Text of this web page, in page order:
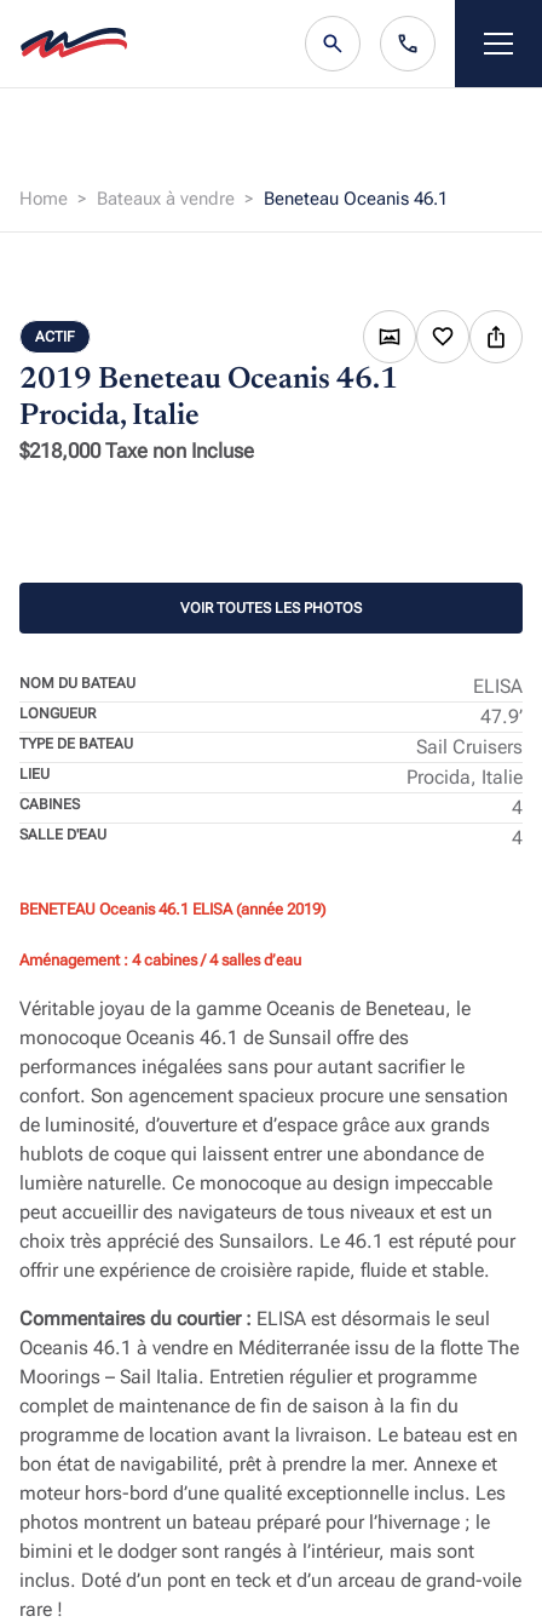
Home Bateaux à vendre Beneteau Oceanis 46.1
ACTIF
2019 Beneteau Oceanis 46.1
Procida, Italie
$218,000 Taxe non Incluse
VOIR TOUTES LES PHOTOS
NOM DU BATEAU ELISA
LONGUEUR 47.9’
TYPE DE BATEAU Sail Cruisers
LIEU Procida, Italie
CABINES 4
SALLE D'EAU 4
BENETEAU Oceanis 46.1 ELISA (année 2019)
Aménagement : 4 cabines / 4 salles d’eau
Véritable joyau de la gamme Oceanis de Beneteau, le
monocoque Oceanis 46.1 de Sunsail offre des
performances inégalées sans pour autant sacrifier le
confort. Son agencement spacieux procure une sensation
de luminosité, d’ouverture et d’espace grâce aux grands
hublots de coque qui laissent entrer une abondance de
lumière naturelle. Ce monocoque au design impeccable
peut accueillir des navigateurs de tous niveaux et est un
choix très apprécié des Sunsailors. Le 46.1 est réputé pour
offrir une expérience de croisière rapide, fluide et stable.
Commentaires du courtier : ELISA est désormais le seul
Oceanis 46.1 à vendre en Méditerranée issu de la flotte The
Moorings – Sail Italia. Entretien régulier et programme
complet de maintenance de fin de saison à la fin du
programme de location avant la livraison. Le bateau est en
bon état de navigabilité, prêt à prendre la mer. Annexe et
moteur hors-bord d’une qualité exceptionnelle inclus. Les
photos montrent un bateau préparé pour l’hivernage ; le
bimini et le dodger sont rangés à l’intérieur, mais sont
inclus. Doté d’un pont en teck et d’un arceau de grand-voile
rare !